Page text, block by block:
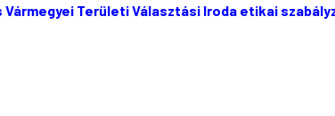
Vármegyei Területi Választási Iroda etikai